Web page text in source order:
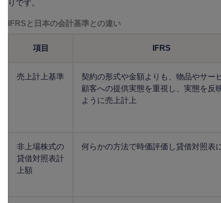
りです。
IFRSと日本の会計基準との違い
項目 IFRS
売上計上基準
契約の形式や金額よりも、物品やサー
顧客への提供実態を重視し、実態を反
ように売上計上
非上場株式の
貸借対照表計
上額
何らかの方法で時価評価し貸借対照表